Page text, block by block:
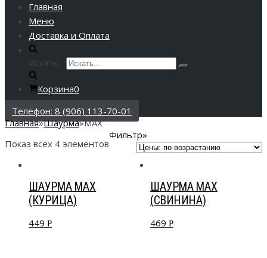
Главная
Меню
Доставка и Оплата
Искать...
Корзина0
Телефон: 8 (906) 113-70-01
Главная»Шаурма»MAX
Показ всех 4 элементов
Фильтр»
ШАУРМА MAX
(КУРИЦА)
449 Р
ШАУРМА MAX
(СВИНИНА)
469 Р